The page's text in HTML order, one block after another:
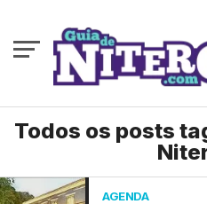
Todos os posts
AGENDA